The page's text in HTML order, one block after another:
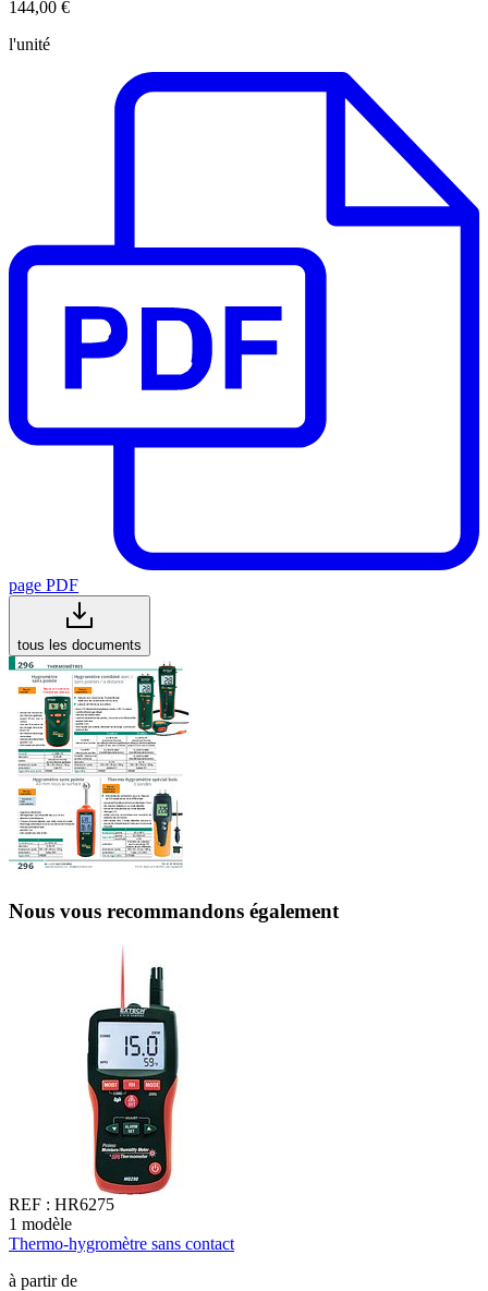
144,00 €
l'unité
page PDF
tous les documents
Nous vous recommandons également
REF : HR6275
1 modèle
Thermo-hygromètre sans contact
à partir de